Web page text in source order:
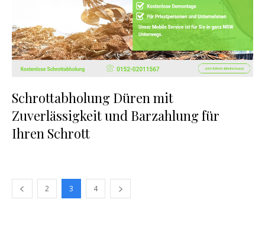
Schrottabholung Düren mit
Zuverlässigkeit und Barzahlung für
Ihren Schrott
2 3 4